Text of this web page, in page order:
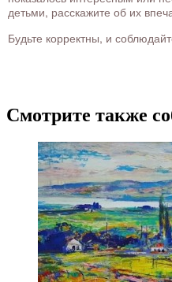
детьми, расскажите об их
Будьте корректны, и
Смотрите также